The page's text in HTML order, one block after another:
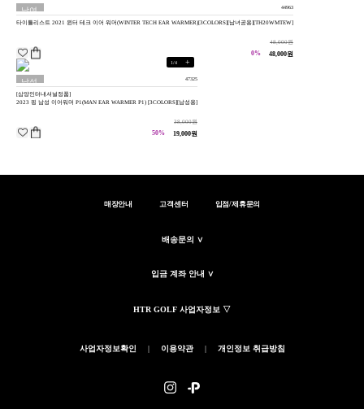
남여
공용
44963
타이틀리스트 2021 윈터 테크 이어 워머(WINTER TECH EAR WARMER)[3COLORS][남녀공용][TH20WMTEW]
48,000원
0% 48,000원
1/4 +
남성
용
47325
[삼양인터내셔널정품]
2023 핑 남성 이어워머 P1(MAN EAR WARMER P1) [3COLORS][남성용]
38,000원
50% 19,000원
매장안내 고객센터 입점/제휴문의
배송문의 ∨
입금 계좌 안내 ∨
HTR GOLF 사업자정보 ▽
사업자정보확인 | 이용약관 | 개인정보 취급방침